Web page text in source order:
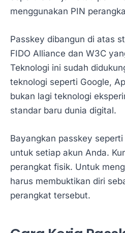
menggunakan PIN
Passkey dibangun di atas
FIDO Alliance dan W3C
Teknologi ini sudah
teknologi seperti Google,
bukan lagi teknologi
standar baru dunia digital.
Bayangkan passkey
untuk setiap akun Anda.
perangkat fisik. Untuk
harus membuktikan diri
perangkat tersebut.